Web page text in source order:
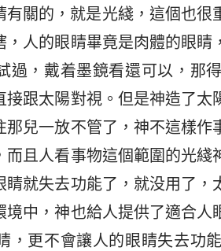
有關的，就是光綫，這個也
人的眼睛畢竟是肉體的眼
過，戴着墨鏡看還可以，那
跟太陽對視。但是神造了
兒一放不管了，神不這樣
且人看事物這個範圍的光
就失去功能了，就没用了
境中，神也給人提供了適合
，更不會讓人的眼睛失去功